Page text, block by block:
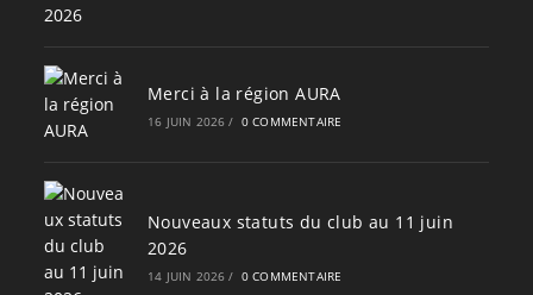
Merci à la région AURA
16 JUIN 2026 / 0 COMMENTAIRE
Nouveaux statuts du club au 11 juin
2026
14 JUIN 2026 / 0 COMMENTAIRE